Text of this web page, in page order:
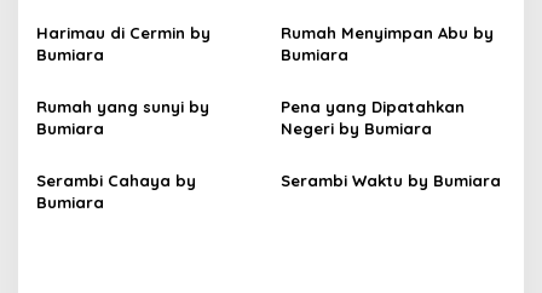
o
Harimau di Cermin by
Bumiara
Rumah Menyimpan Abu by
Bumiara
Rumah yang sunyi by
Bumiara
Pena yang Dipatahkan
Negeri by Bumiara
Serambi Cahaya by
Bumiara
Serambi Waktu by Bumiara